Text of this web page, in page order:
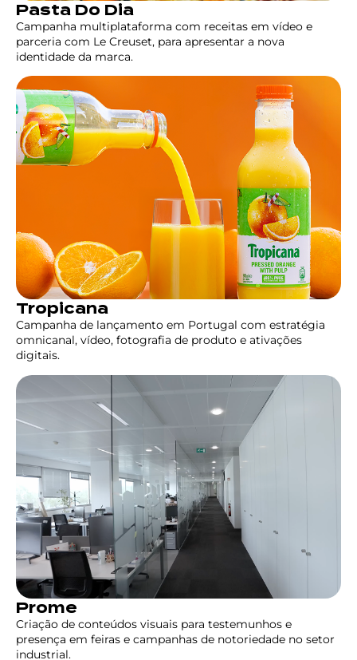
Pasta Do Dia
Campanha multiplataforma com receitas em vídeo e
parceria com Le Creuset, para apresentar a nova
identidade da marca.
Tropicana
Campanha de lançamento em Portugal com estratégia
omnicanal, vídeo, fotografia de produto e ativações
digitais.
Prome
Criação de conteúdos visuais para testemunhos e
presença em feiras e campanhas de notoriedade no setor
industrial.